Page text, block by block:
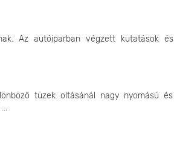
Az autóiparban végzett kutatások és
tüzek oltásánál nagy nyomású és